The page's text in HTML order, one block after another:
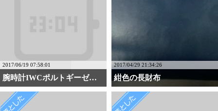
2017/06/19 07:58:01
腕時計IWCポルトギーゼ・・・
2017/04/29 21:34:26
紺色の長財布